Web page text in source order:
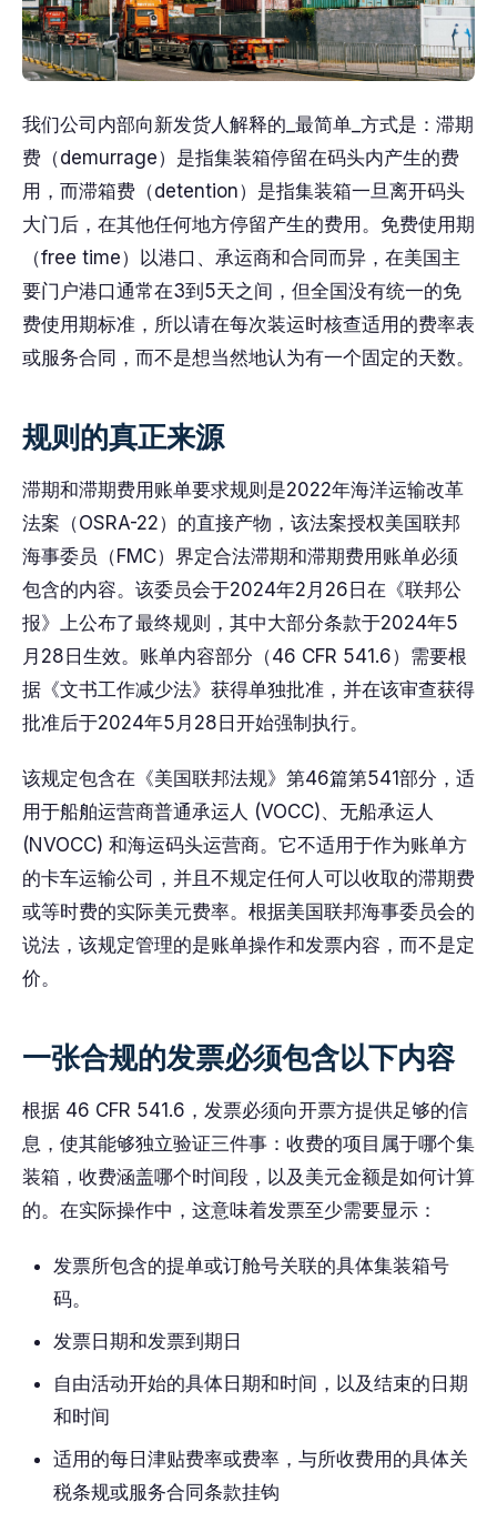
我们公司内部向新发货人解释的_最简单_方式是：滞期
费（demurrage）是指集装箱停留在码头内产生的费
用，而滞箱费（detention）是指集装箱一旦离开码头
大门后，在其他任何地方停留产生的费用。免费使用期
（free time）以港口、承运商和合同而异，在美国主
要门户港口通常在3到5天之间，但全国没有统一的免
费使用期标准，所以请在每次装运时核查适用的费率表
或服务合同，而不是想当然地认为有一个固定的天数。
规则的真正来源
滞期和滞期费用账单要求规则是2022年海洋运输改革
法案（OSRA-22）的直接产物，该法案授权美国联邦
海事委员（FMC）界定合法滞期和滞期费用账单必须
包含的内容。该委员会于2024年2月26日在《联邦公
报》上公布了最终规则，其中大部分条款于2024年5
月28日生效。账单内容部分（46 CFR 541.6）需要根
据《文书工作减少法》获得单独批准，并在该审查获得
批准后于2024年5月28日开始强制执行。
该规定包含在《美国联邦法规》第46篇第541部分，适
用于船舶运营商普通承运人 (VOCC)、无船承运人
(NVOCC) 和海运码头运营商。它不适用于作为账单方
的卡车运输公司，并且不规定任何人可以收取的滞期费
或等时费的实际美元费率。根据美国联邦海事委员会的
说法，该规定管理的是账单操作和发票内容，而不是定
价。
一张合规的发票必须包含以下内容
根据 46 CFR 541.6，发票必须向开票方提供足够的信
息，使其能够独立验证三件事：收费的项目属于哪个集
装箱，收费涵盖哪个时间段，以及美元金额是如何计算
的。在实际操作中，这意味着发票至少需要显示：
发票所包含的提单或订舱号关联的具体集装箱号
码。
发票日期和发票到期日
自由活动开始的具体日期和时间，以及结束的日期
和时间
适用的每日津贴费率或费率，与所收费用的具体关
税条规或服务合同条款挂钩